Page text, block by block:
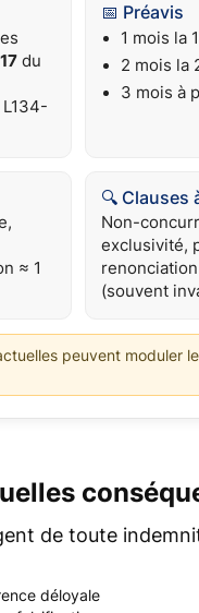
du
📅 Préavis
1 mois la
2 mois la
3 mois à
≈ 1
🔍 Clauses
Non-
exclusivité,
(souvent
peuvent moduler
de toute
déloyale